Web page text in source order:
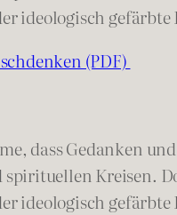
ideologisch
(PDF)
dass Gedanken
Kreisen.
ideologisch